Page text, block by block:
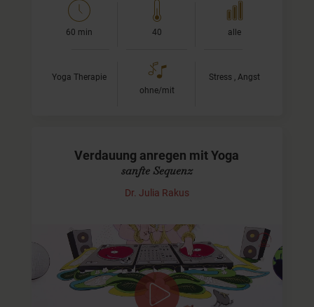
60 min 40 alle
Yoga Therapie
ohne/mit
Stress , Angst
Verdauung anregen mit Yoga
sanfte Sequenz
Dr. Julia Rakus
Yoga hilft bei Verdauungsbeschwerden
Diese sanfte Sequenz richtet sich an all jene, die öfter
unter Verdauungsbeschwerden leiden, insbesondere
unter Verstopfungen und dabei mitunter auch